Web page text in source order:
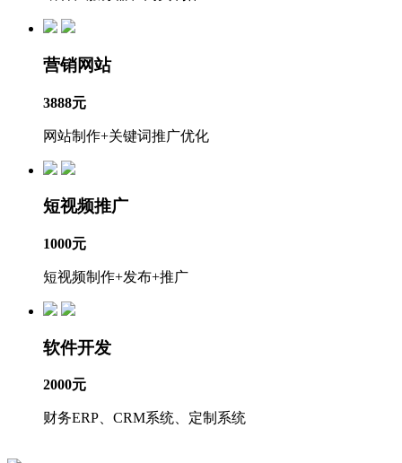
营销网站
3888元
网站制作+关键词推广优化
短视频推广
1000元
短视频制作+发布+推广
软件开发
2000元
财务ERP、CRM系统、定制系统